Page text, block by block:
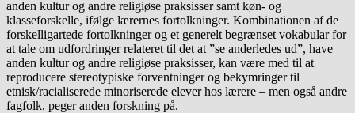
anden kultur og andre religiøse praksisser samt køn- og
klasseforskelle, ifølge lærernes fortolkninger. Kombinationen af de
forskelligartede fortolkninger og et generelt begrænset vokabular for
at tale om udfordringer relateret til det at ”se anderledes ud”, have
anden kultur og andre religiøse praksisser, kan være med til at
reproducere stereotypiske forventninger og bekymringer til
etnisk/racialiserede minoriserede elever hos lærere – men også andre
fagfolk, peger anden forskning på.